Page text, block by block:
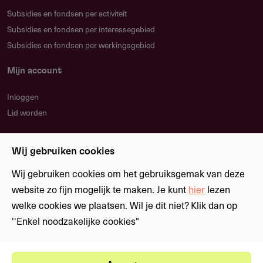
Subsidies en fondsen per activiteit
Subsidies en fondsen per interessegebied
Subsidies en fondsen per werkingsgebied
Mijn account
Inloggen
Lid worden
Blijf op de hoogte over nieuwe regelingen en
fondsen
Meld je aan
Wij gebruiken cookies
Wij gebruiken cookies om het gebruiksgemak van deze
website zo fijn mogelijk te maken. Je kunt hier lezen
welke cookies we plaatsen. Wil je dit niet? Klik dan op
''Enkel noodzakelijke cookies"